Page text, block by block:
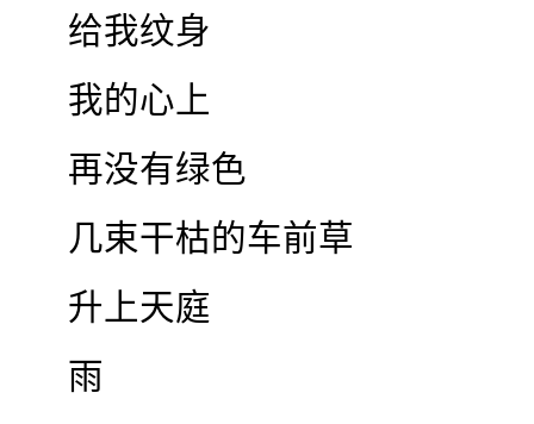
给我纹身
我的心上
再没有绿色
几束干枯的车前草
升上天庭
雨